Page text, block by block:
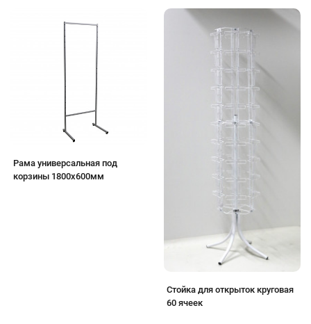
Рама универсальная под
корзины 1800х600мм
Стойка для открыток круговая
60 ячеек